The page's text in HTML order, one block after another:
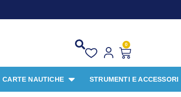
0
CARTE NAUTICHE STRUMENTI E ACCESSORI